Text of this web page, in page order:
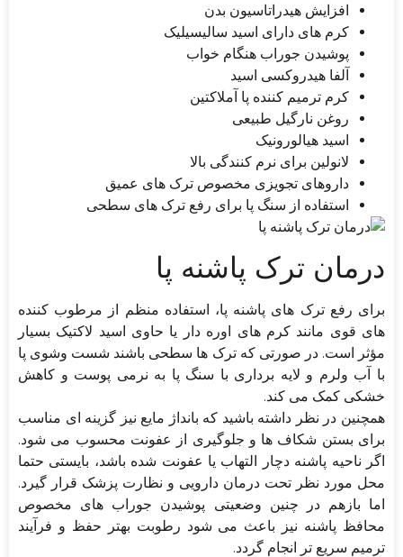
افزایش هیدراتاسیون بدن
کرم های دارای اسید سالیسیلیک
پوشیدن جوراب هنگام خواب
آلفا هیدروکسی اسید
کرم ترمیم کننده پا آملاکتین
روغن نارگیل طبیعی
اسید هیالورونیک
لانولین برای نرم کنندگی بالا
داروهای تجویزی مخصوص ترک های عمیق
استفاده از سنگ پا برای رفع ترک های سطحی
درمان ترک پاشنه پا
برای رفع ترک های پاشنه پا، استفاده منظم از مرطوب کننده
های قوی مانند کرم های اوره دار یا حاوی اسید لاکتیک بسیار
مؤثر است. در صورتی که ترک ها سطحی باشند شست وشوی پا
با آب ولرم و لایه برداری با سنگ پا به نرمی پوست و کاهش
خشکی کمک می کند.
همچنین در نظر داشته باشید که بانداژ مایع نیز گزینه ای مناسب
برای بستن شکاف ها و جلوگیری از عفونت محسوب می شود.
اگر ناحیه پاشنه دچار التهاب یا عفونت شده باشد، بایستی حتما
محل مورد نظر تحت درمان دارویی و نظارت پزشک قرار گیرد.
اما بازهم در چنین وضعیتی پوشیدن جوراب های مخصوص
محافظ پاشنه نیز باعث می شود رطوبت بهتر حفظ و فرآیند
ترمیم سریع تر انجام گردد.